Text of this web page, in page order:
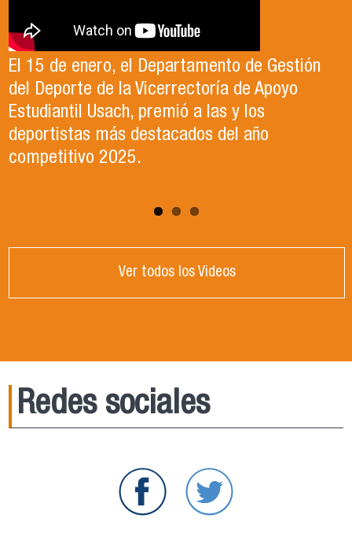
El 15 de enero, el Departamento de Gestión
del Deporte de la Vicerrectoría de Apoyo
Estudiantil Usach, premió a las y los
deportistas más destacados del año
competitivo 2025.
En este segundo capítulo conoceremos el
Proyecto Ludo Inclusión, liderado por el
profesor Claudio Farías y estudiantes de
Pedagogía en Educación Física de la Facultad
de Ciencias Médicas de la Uni
Te invitamos a revisar el video de nuestro
candidato , el Dr. Celso Sanchez para el cargo
de Director de Escuela período 2025-2026.
Ver todos los Videos
Redes sociales